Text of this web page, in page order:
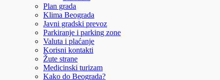
Plan grada
Klima Beograda
Javni gradski prevoz
Parkiranje i parking zone
Valuta i plaćanje
Korisni kontakti
Žute strane
Medicinski turizam
Kako do Beograda?